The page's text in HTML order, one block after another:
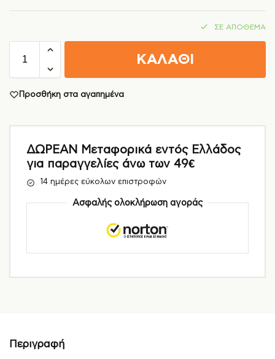
ΣΕ ΑΠΌΘΕΜΑ
ΚΑΛΑΘΙ
Προσθήκη στα αγαπημένα
ΔΩΡΕΑΝ Μεταφορικά εντός Ελλάδος
για παραγγελίες άνω των 49€
14 ημέρες εύκολων επιστροφών
Ασφαλής ολοκλήρωση αγοράς
Περιγραφή